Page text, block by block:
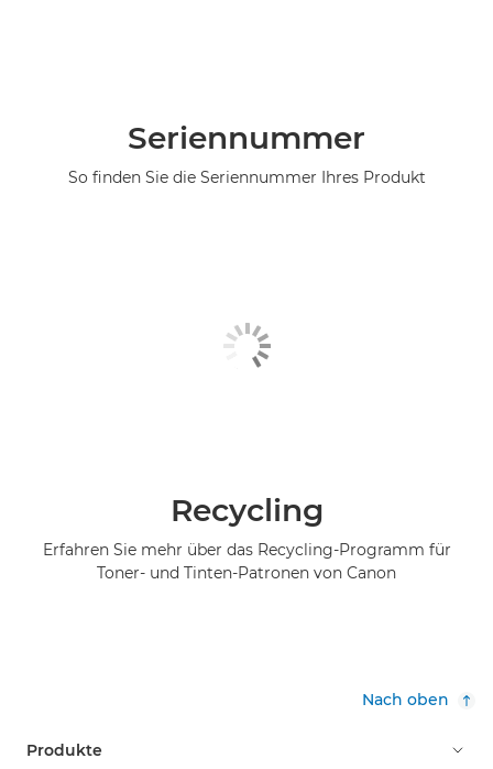
Seriennummer
So finden Sie die Seriennummer Ihres Produkt
Recycling
Erfahren Sie mehr über das Recycling-Programm für
Toner- und Tinten-Patronen von Canon
Nach oben
Produkte